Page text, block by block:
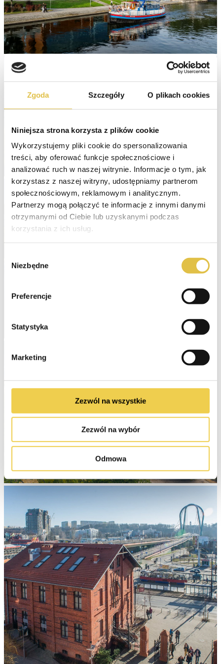
Zgoda Szczegóły O plikach cookies
Niniejsza strona korzysta z plików cookie
Wykorzystujemy pliki cookie do spersonalizowania
treści, aby oferować funkcje społecznościowe i
analizować ruch w naszej witrynie. Informacje o tym, jak
korzystasz z naszej witryny, udostępniamy partnerom
społecznościowym, reklamowym i analitycznym.
Partnerzy mogą połączyć te informacje z innymi danymi
otrzymanymi od Ciebie lub uzyskanymi podczas
korzystania z ich usług.
zgody
Niezbędne
Preferencje
Statystyka
Marketing
Zezwól na wszystkie
Zezwól na wybór
Odmowa